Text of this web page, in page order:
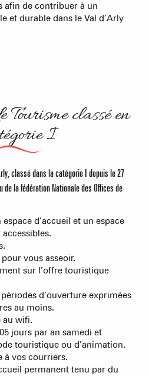
afin de contribuer à un
et durable dans le Val d’Arly
classé en
I
classé dans la catégorie I depuis le 27
de la fédération Nationale des Offices de
d’accueil et un espace
vous asseoir.
sur l’offre touristique
d’ouverture exprimées
au moins.
au wifi.
jours par an samedi et
touristique ou d’animation.
à vos courriers.
permanent tenu par du